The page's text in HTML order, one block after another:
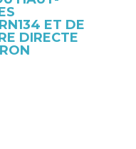
ET DE
DIRECTE